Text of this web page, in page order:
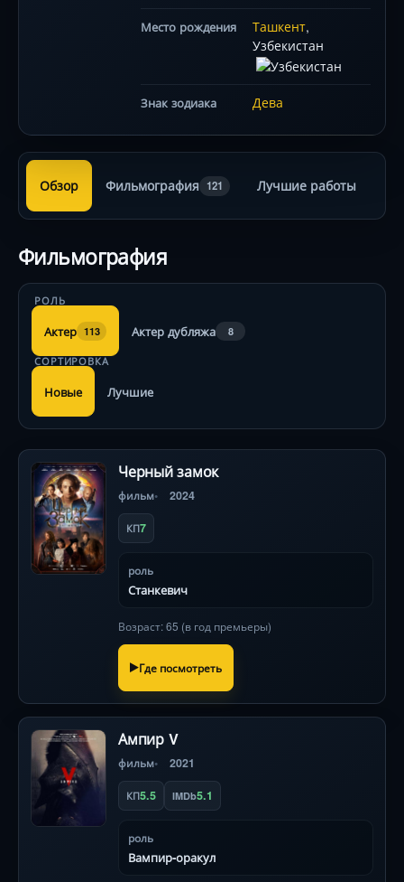
Место рождения Ташкент,
Узбекистан
Знак зодиака Дева
Обзор Фильмография 121 Лучшие работы
Фильмография
РОЛЬ
Актер 113 Актер дубляжа 8
СОРТИРОВКА
Новые Лучшие
Черный замок
фильм 2024
КП7
роль
Станкевич
Возраст: 65 (в год премьеры)
Где посмотреть
Ампир V
фильм 2021
КП5.5 IMDb5.1
роль
Вампир-оракул